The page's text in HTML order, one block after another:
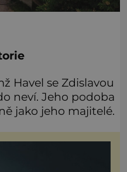
Havel se Zdislavou
neví. Jeho podoba
jako jeho majitelé.